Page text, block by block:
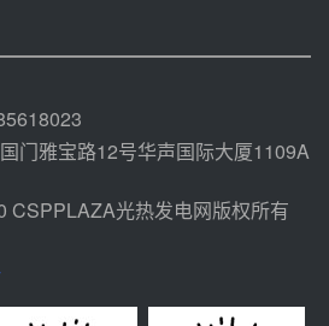
模化助力构建绿色低碳电力供给
门雅宝路12号华声国际大厦1109A
CSPPLAZA光热发电网版权所有